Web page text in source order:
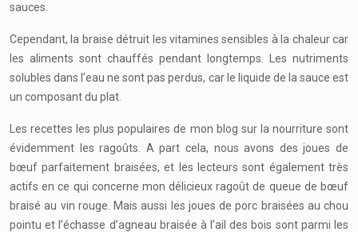
sauces.
Cependant, la braise détruit les vitamines sensibles à la chaleur car
les aliments sont chauffés pendant longtemps. Les nutriments
solubles dans l’eau ne sont pas perdus, car le liquide de la sauce est
un composant du plat.
Les recettes les plus populaires de mon blog sur la nourriture sont
évidemment les ragoûts. A part cela, nous avons des joues de
bœuf parfaitement braisées, et les lecteurs sont également très
actifs en ce qui concerne mon délicieux ragoût de queue de bœuf
braisé au vin rouge. Mais aussi les joues de porc braisées au chou
pointu et l’échasse d’agneau braisée à l’ail des bois sont parmi les